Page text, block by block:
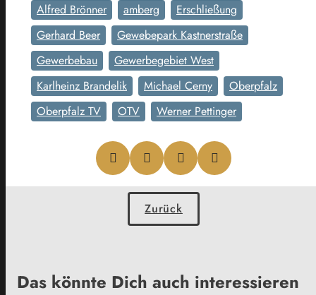
Alfred Brönner amberg
Erschließung
Gerhard Beer
Gewebepark Kastnerstraße
Gewerbebau
Gewerbegebiet West
Karlheinz Brandelik
Michael Cerny
Oberpfalz
Oberpfalz TV
OTV Werner Pettinger
Zurück
Das könnte Dich auch interessieren